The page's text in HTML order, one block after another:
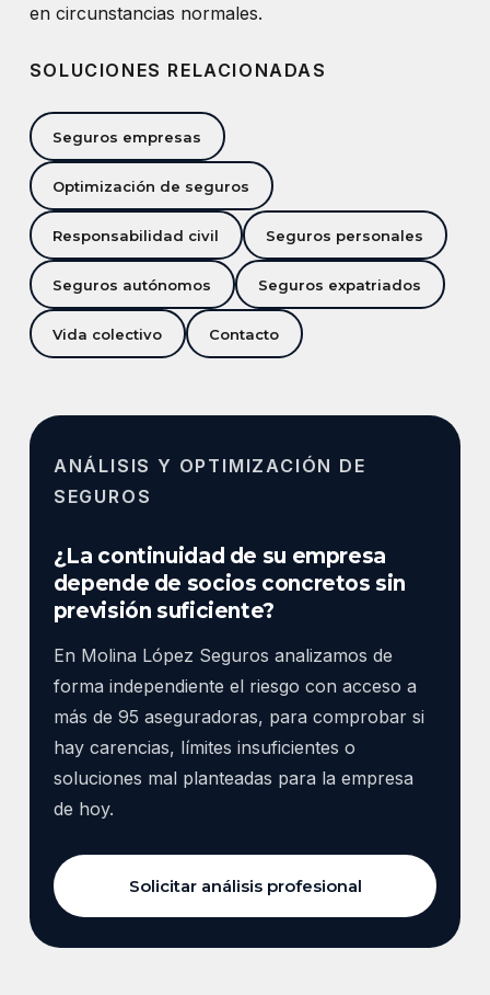
en circunstancias normales.
SOLUCIONES RELACIONADAS
Seguros empresas
Optimización de seguros
Responsabilidad civil Seguros personales
Seguros autónomos Seguros expatriados
Vida colectivo Contacto
ANÁLISIS Y OPTIMIZACIÓN DE
SEGUROS
¿La continuidad de su empresa
depende de socios concretos sin
previsión suficiente?
En Molina López Seguros analizamos de
forma independiente el riesgo con acceso a
más de 95 aseguradoras, para comprobar si
hay carencias, límites insuficientes o
soluciones mal planteadas para la empresa
de hoy.
Solicitar análisis profesional